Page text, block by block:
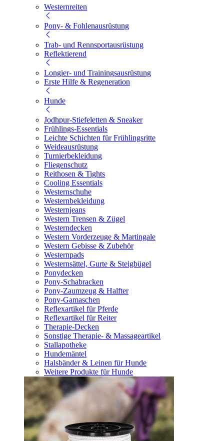
Westernreiten
Pony- & Fohlenausrüstung
Trab- und Rennsportausrüstung
Reflektierend
Longier- und Trainingsausrüstung
Erste Hilfe & Regeneration
Hunde
Jodhpur-Stiefeletten & Sneaker
Frühlings-Essentials
Leichte Schichten für Frühlingsritte
Weideausrüstung
Turnierbekleidung
Fliegenschutz
Reithosen & Tights
Cooling Essentials
Westernschuhe
Westernbekleidung
Westernjeans
Western Trensen & Zügel
Westerndecken
Western Vorderzeuge & Martingale
Western Gebisse & Zubehör
Westernpads
Westernsättel, Gurte & Steigbügel
Ponydecken
Pony-Schabracken
Pony-Zaumzeug & Halfter
Pony-Gamaschen
Reflexartikel für Pferde
Reflexartikel für Reiter
Therapie-Decken
Sonstige Therapie- & Massageartikel
Stallapotheke
Hundemäntel
Halsbänder & Leinen für Hunde
Weitere Produkte für Hunde